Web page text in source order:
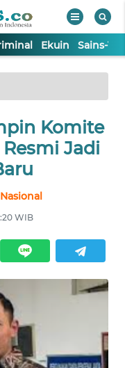
Ekuin Sains-
Komite
Resmi Jadi
WIB